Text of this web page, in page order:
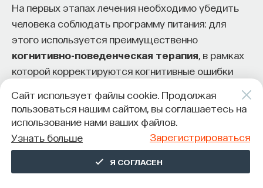
На первых этапах лечения необходимо убедить
человека соблюдать программу питания: для
этого используется преимущественно
когнитивно-поведенческая терапия , в рамках
которой корректируются когнитивные ошибки
пищевое поведение, которое положительно
подкрепляется. Часто это происходит в условиях
стационара.
Когда угроза жизни и здоровью купирована,
психотерапевт и пациент начинают работать
Сайт использует файлы cookie. Продолжая
пользоваться нашим сайтом, вы соглашаетесь на
использование нами ваших файлов.
Узнать больше
Зарегистрироваться
Я СОГЛАСЕН